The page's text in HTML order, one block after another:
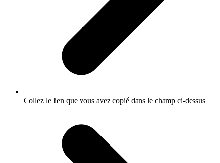
Collez le lien que vous avez copié dans le champ ci-dessus